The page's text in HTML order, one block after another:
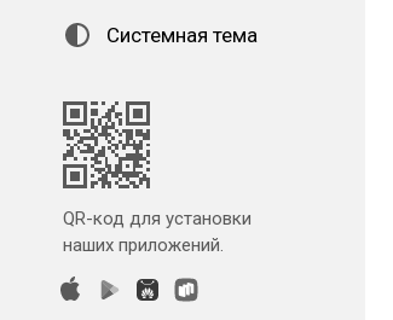
Системная тема
QR-код для установки
наших приложений.